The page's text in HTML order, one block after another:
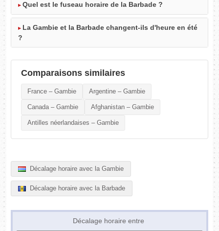
Quel est le fuseau horaire de la Barbade ?
La Gambie et la Barbade changent-ils d'heure en été
?
Comparaisons similaires
France – Gambie Argentine – Gambie
Canada – Gambie Afghanistan – Gambie
Antilles néerlandaises – Gambie
Décalage horaire avec la Gambie
Décalage horaire avec la Barbade
Décalage horaire entre